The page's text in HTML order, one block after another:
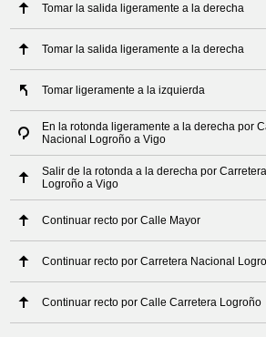
Tomar la salida ligeramente a la derecha
Tomar la salida ligeramente a la derecha
Tomar ligeramente a la izquierda
En la rotonda ligeramente a la derecha por
Nacional Logroño a Vigo
Salir de la rotonda a la derecha por
Logroño a Vigo
Continuar recto por Calle Mayor
Continuar recto por Carretera Nacional
Continuar recto por Calle Carretera Logroño